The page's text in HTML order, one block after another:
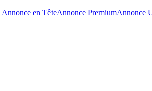
Annonce en TêteAnnonce PremiumAnnonce